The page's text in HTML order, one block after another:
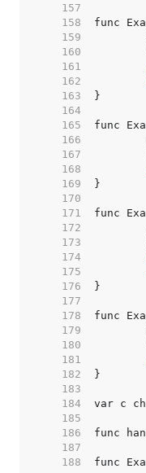
   157
   158
   159
   160
   161
   162
   163
   164
   165
   166
   167
   168
   169
   170
   171
   172
   173
   174
   175
   176
   177
   178
   179
   180
   181
   182
   183
   184
   185
   186
   187
   188